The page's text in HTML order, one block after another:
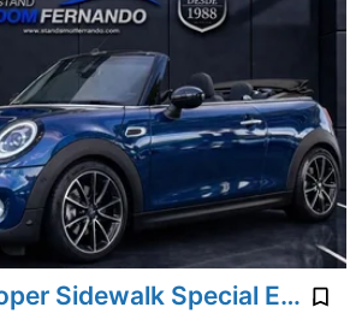
2016' MINI Cooper Sidewalk Special Edition